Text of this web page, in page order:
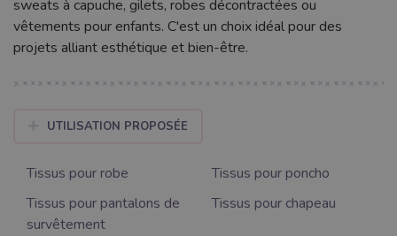
sweats à capuche, gilets, robes décontractées ou
vêtements pour enfants. C'est un choix idéal pour des
projets alliant esthétique et bien-être.
UTILISATION PROPOSÉE
Tissus pour robe
Tissus pour poncho
Tissus pour pantalons de
survêtement
Tissus pour chapeau